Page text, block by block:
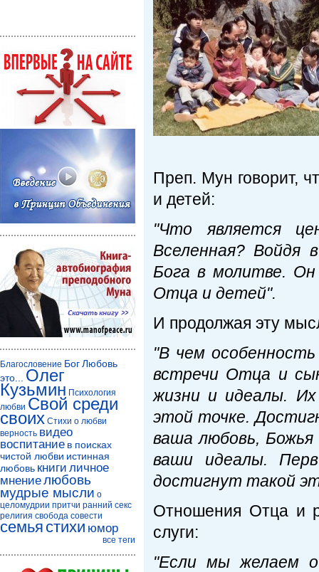
Преп. Мун говорит,
и детей:
"Что является
Вселенная? Войдя
Бога в молитве.
Отца и детей".
И продолжая эту
"В чем
встречи Отца и
жизни и идеалы.
этой точке.
ваша любовь,
ваши идеалы.
достигнут такой
Отношения Отца и
слуги:
"Если мы желаем
Благословение БогЛюбовь
это...
Олег
Кузьмин Психология
любви Свой среди
своих Стихи о любви
верность видео
воспитание в поисках
чистой любви истинная
любовь книги личное
мнениелюбовь
мудрые мысли о
целомудрии притчи ранний секс
религия свобода совести
семья стихи юмор
все теги